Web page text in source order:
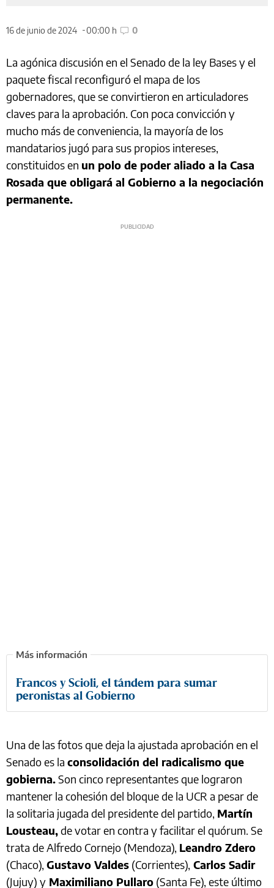
16 de junio de 2024 00:00 h 0
La agónica discusión en el Senado de la ley Bases y el
paquete fiscal reconfiguró el mapa de los
gobernadores, que se convirtieron en articuladores
claves para la aprobación. Con poca convicción y
mucho más de conveniencia, la mayoría de los
mandatarios jugó para sus propios intereses,
constituidos en un polo de poder aliado a la Casa
Rosada que obligará al Gobierno a la negociación
permanente.
Francos y Scioli, el tándem para sumar
peronistas al Gobierno
Una de las fotos que deja la ajustada aprobación en el
Senado es la consolidación del radicalismo que
gobierna.Son cinco representantes que lograron
mantener la cohesión del bloque de la UCR a pesar de
la solitaria jugada del presidente del partido, Martín
Lousteau,de votar en contra y facilitar el quórum. Se
trata de Alfredo Cornejo (Mendoza), Leandro Zdero
(Chaco), Gustavo Valdes (Corrientes), Carlos Sadir
(Jujuy) y Maximiliano Pullaro (Santa Fe), este último